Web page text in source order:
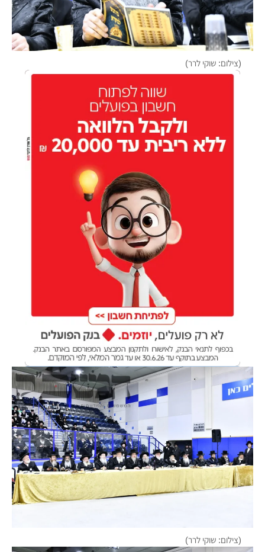
(צילום: שוקי לרר)
(צילום: שוקי לרר)